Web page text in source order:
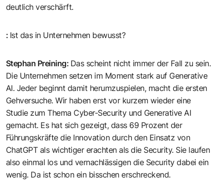
deutlich verschärft.
: Ist das in Unternehmen bewusst?
Stephan Preining: Das scheint nicht immer der Fall zu sein.
Die Unternehmen setzen im Moment stark auf Generative
AI. Jeder beginnt damit herumzuspielen, macht die ersten
Gehversuche. Wir haben erst vor kurzem wieder eine
Studie zum Thema Cyber-Security und Generative AI
gemacht. Es hat sich gezeigt, dass 69 Prozent der
Führungskräfte die Innovation durch den Einsatz von
ChatGPT als wichtiger erachten als die Security. Sie laufen
also einmal los und vernachlässigen die Security dabei ein
wenig. Da ist schon ein bisschen erschreckend.